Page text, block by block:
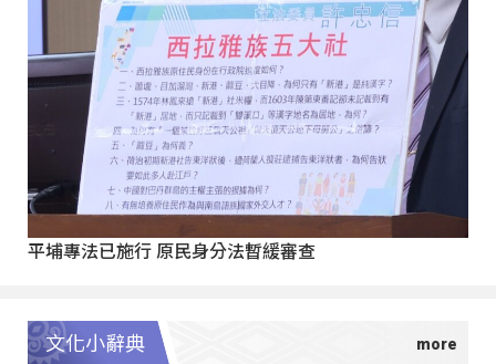
平埔專法已施行 原民身分法暫緩審查
文化小辭典